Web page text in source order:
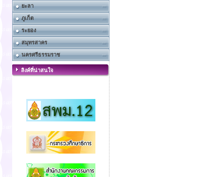
ยะลา
ภูเก็ต
ระยอง
สมุทรสาคร
นครศรีธรรมราช
ลิงค์ที่น่าสนใจ